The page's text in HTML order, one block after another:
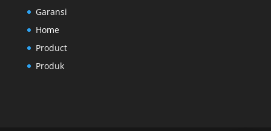
Garansi
Home
Product
Produk